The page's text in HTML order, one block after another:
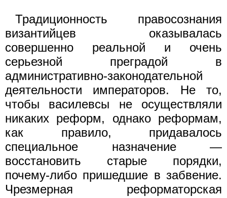
Традиционность правосознания
византийцев оказывалась
совершенно реальной и очень
серьезной преградой в
административно-законодательной
деятельности императоров. Не то,
чтобы василевсы не осуществляли
никаких реформ, однако реформам,
как правило, придавалось
специальное назначение —
восстановить старые порядки,
почему-либо пришедшие в забвение.
Чрезмерная реформаторская